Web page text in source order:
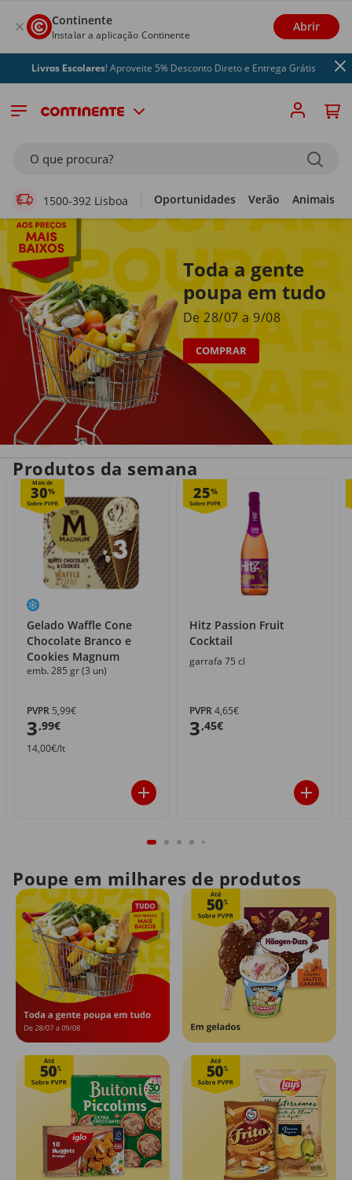
Continente
Instalar a aplicação Continente
Abrir
Escolares! Aproveite 5% Desconto Direto e Entrega Grátis
O que procura?
1500-392 Lisboa Oportunidades Verão Animais
Supermercado Online
Toda a gente
poupa em tudo
De 28/07 a 9/08
COMPRAR
Entrega em casa
no próprio dia
Recolha grátis
com o Click&Go
Produtos da semana
Mais de
30%
Gelado Waffle Cone
Chocolate Branco e
Cookies Magnum
emb. 285 gr (3 un)
PVPR 5,99€
3,99€
14,00€/lt
25%
Hitz Passion Fruit
Cocktail
garrafa 75 cl
PVPR4,65€
3,45€
Poupe em milhares de produtos